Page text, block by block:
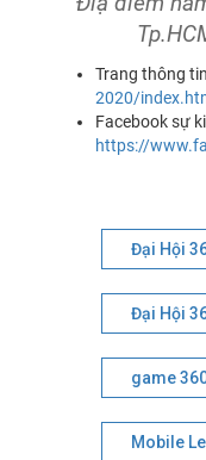
Trang thông
2020/
Facebook sự
https://
Đại Hội
Đại Hội
game
Mobile